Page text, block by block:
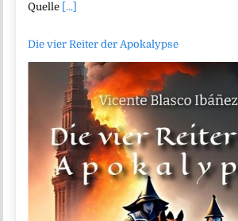
Quelle [...]
Die vier Reiter der Apokalypse